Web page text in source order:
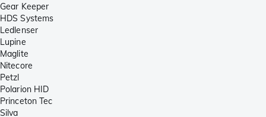
Gear Keeper
HDS Systems
Ledlenser
Lupine
Maglite
Nitecore
Petzl
Polarion HID
Princeton Tec
Silva